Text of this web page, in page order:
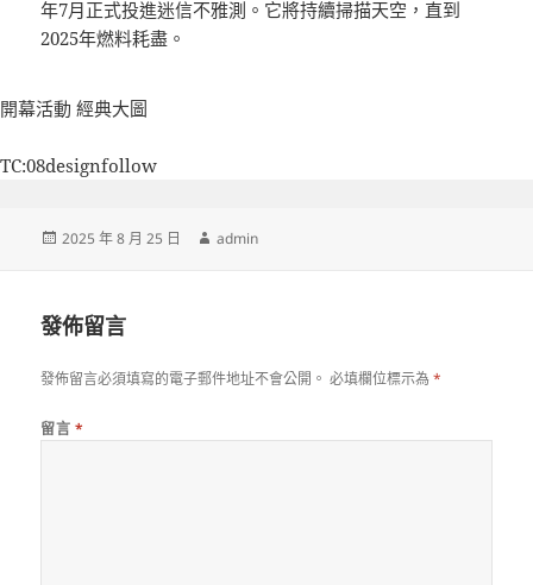
年7月正式投進迷信不雅測。它將持續掃描天空，直到
2025年燃料耗盡。
開幕活動 經典大圖
TC:08designfollow
發
2025 年 8 月 25 日
作
admin
發佈留言
發佈留言必須填寫的電子郵件地址不會公開。 必填欄位標示為*
留言 *